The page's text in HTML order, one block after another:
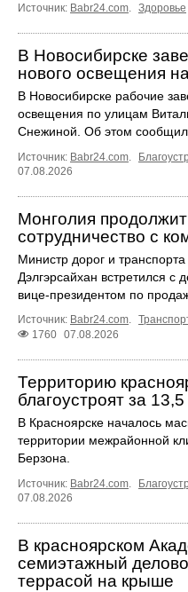
Источник: Babr24.com. Здоровье
В Новосибирске
нового освещения
В Новосибирске рабочие
освещения по улицам
Снежиной. Об этом сообщил
Источник: Babr24.com.
07.08.2026
Монголия
сотрудничество с
Министр дорог и
Дэлгэрсайхан встретился с
вице-президентом по
Источник: Babr24.com.
1760 07.08.2026
Территорию
благоустроят за
В Красноярске началось
территории межрайонной
Берзона.
Источник: Babr24.com.
07.08.2026
В красноярском
семиэтажный
террасой на крыше